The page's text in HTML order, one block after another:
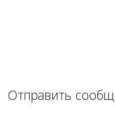
Отправить